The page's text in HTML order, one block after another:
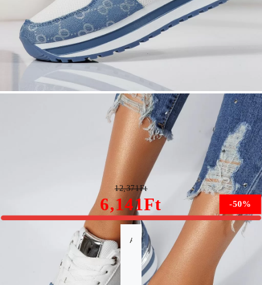
Life Női Kék Sportcipő #14783
-50%
6,141Ft
12,371Ft
A méret nem érhető el